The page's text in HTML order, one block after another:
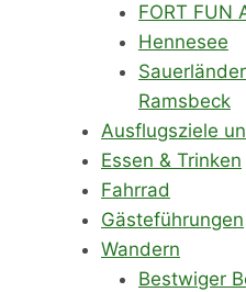
FORT FUN
Hennesee
Ramsbeck
Ausflugsziele
Essen & Trinken
Fahrrad
Gästeführungen
Wandern
Bestwiger